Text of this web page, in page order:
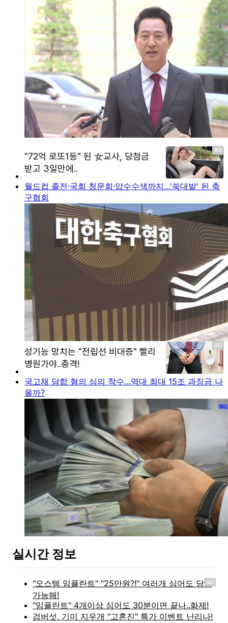
월드컵 졸전·국회 청문회·압수수색까지…'쑥대밭' 된 축
구협회
국고채 담합 혐의 심의 착수…역대 최대 15조 과징금 나
올까?
실시간 정보
AD